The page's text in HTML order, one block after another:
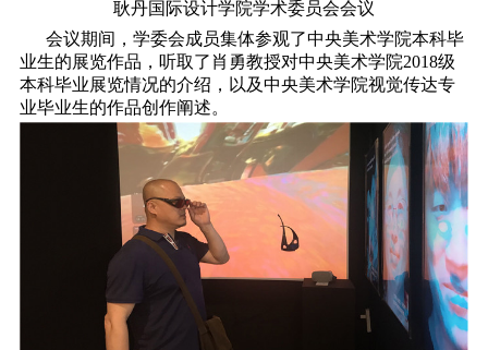
耿丹国际设计学院学术委员会会议
会议期间，学委会成员集体参观了中央美术学院本科毕
业生的展览作品，听取了肖勇教授对中央美术学院2018级
本科毕业展览情况的介绍，以及中央美术学院视觉传达专
业毕业生的作品创作阐述。